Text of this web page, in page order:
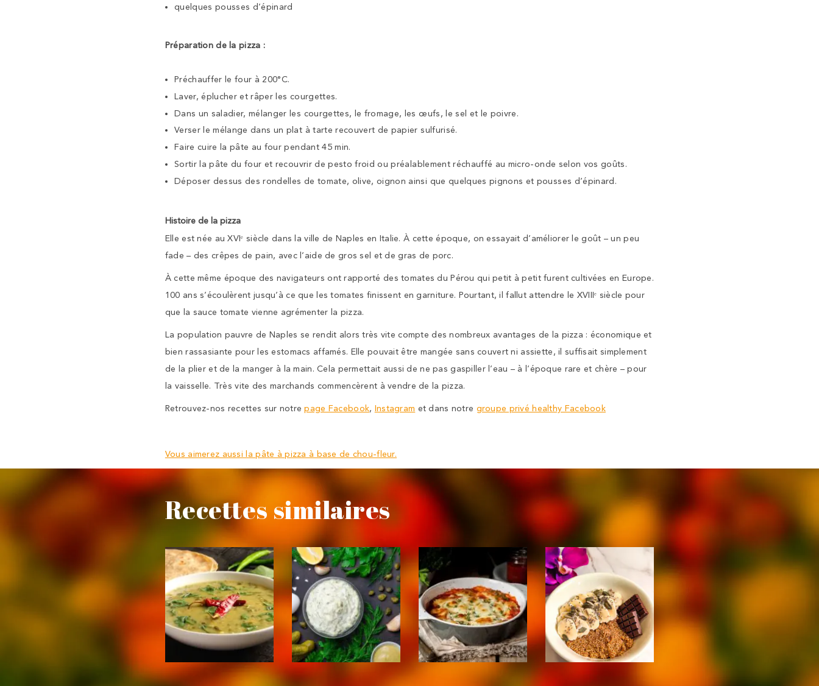
quelques pousses d’épinard
Préparation de la pizza :
Préchauffer le four à 200°C.
Laver, éplucher et râper les courgettes.
Dans un saladier, mélanger les courgettes, le fromage, les œufs, le sel et le poivre.
Verser le mélange dans un plat à tarte recouvert de papier sulfurisé.
Faire cuire la pâte au four pendant 45 min.
Sortir la pâte du four et recouvrir de pesto froid ou préalablement réchauffé au micro-onde selon vos goûts.
Déposer dessus des rondelles de tomate, olive, oignon ainsi que quelques pignons et pousses d’épinard.
Histoire de la pizza
Elle est née au XVIᵉ siècle dans la ville de Naples en Italie. À cette époque, on essayait d’améliorer le goût – un peu
fade – des crêpes de pain, avec l’aide de gros sel et de gras de porc.
À cette même époque des navigateurs ont rapporté des tomates du Pérou qui petit à petit furent cultivées en Europe.
100 ans s’écoulèrent jusqu’à ce que les tomates finissent en garniture. Pourtant, il fallut attendre le XVIIIᵉ siècle pour
que la sauce tomate vienne agrémenter la pizza.
La population pauvre de Naples se rendit alors très vite compte des nombreux avantages de la pizza : économique et
bien rassasiante pour les estomacs affamés. Elle pouvait être mangée sans couvert ni assiette, il suffisait simplement
de la plier et de la manger à la main. Cela permettait aussi de ne pas gaspiller l’eau – à l’époque rare et chère – pour
la vaisselle. Très vite des marchands commencèrent à vendre de la pizza.
Retrouvez-nos recettes sur notrepage Facebook, Instagram et dans notre groupe privé healthy Facebook
Vous aimerez aussi la pâte à pizza à base de chou-fleur.
Recettes similaires